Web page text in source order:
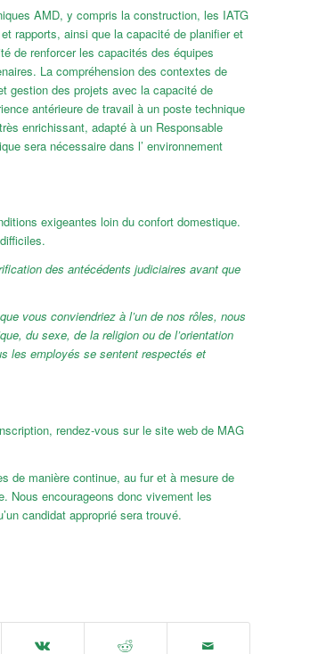
AMD, y compris la construction, les IATG
rapports, ainsi que la capacité de planifier et
de renforcer les capacités des équipes
La compréhension des contextes de
gestion des projets avec la capacité de
antérieure de travail à un poste technique
enrichissant, adapté à un Responsable
sera nécessaire dans l’ environnement
exigeantes loin du confort domestique.
des antécédents judiciaires avant que
vous conviendriez à l’un de nos rôles, nous
du sexe, de la religion ou de l’orientation
les employés se sentent respectés et
rendez-vous sur le site web de MAG
de manière continue, au fur et à mesure de
Nous encourageons donc vivement les
candidat approprié sera trouvé.